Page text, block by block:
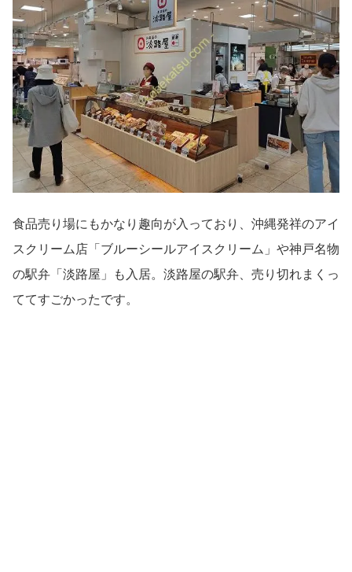
食品売り場にもかなり趣向が入っており、沖縄発祥のアイ
スクリーム店「ブルーシールアイスクリーム」や神戸名物
の駅弁「淡路屋」も入居。淡路屋の駅弁、売り切れまくっ
ててすごかったです。